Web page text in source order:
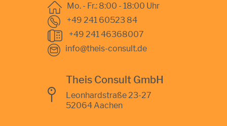
Mo. - Fr.: 8:00 - 18:00 Uhr
+49 241 60523 84
+49 241 46368007
info@theis-consult.de
Theis Consult GmbH
Leonhardstraße 23-27
52064 Aachen